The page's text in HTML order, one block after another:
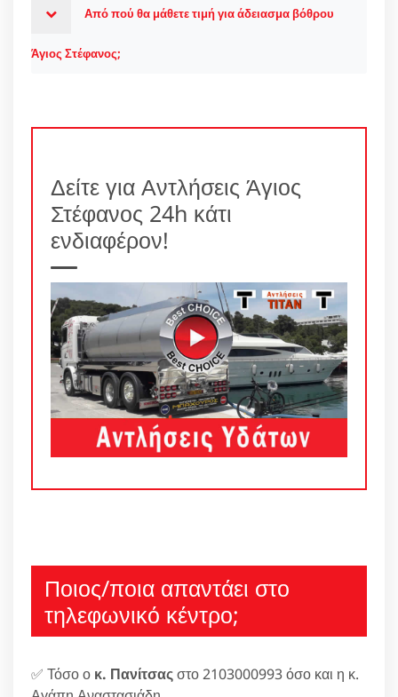
Από πού θα μάθετε τιμή για άδειασμα βόθρου
Άγιος Στέφανος;
Δείτε για Αντλήσεις Άγιος
Στέφανος 24h κάτι
ενδιαφέρον!
Ποιος/ποια απαντάει στο
τηλεφωνικό κέντρο;
✅ Τόσο ο κ. Πανίτσαςστο 2103000993 όσο και η κ.